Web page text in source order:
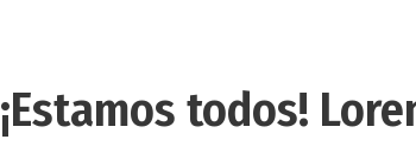
¡Estamos todos!